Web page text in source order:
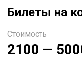
Билеты на
Стоимость
2100 —